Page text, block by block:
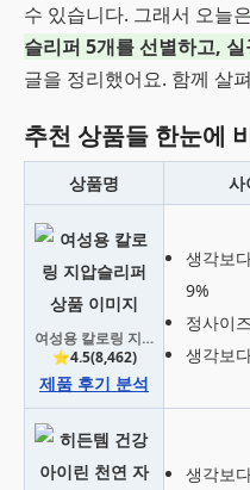
수 있습니다. 그래서 오늘은
슬리퍼 5개를 선별하고,
글을 정리했어요. 함께 살
추천 상품들 한눈에
상품명 사
여성용 칼로링 지압슬리퍼
⭐4.5(8,462)
제품 후기 분석
생각보
9%
정사이
생각보
생각보